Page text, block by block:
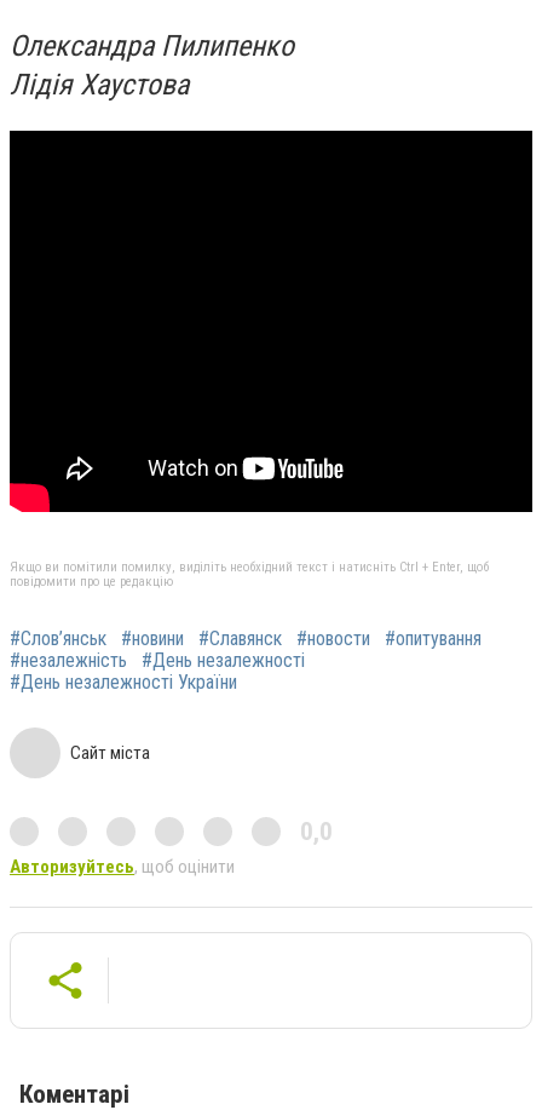
Олександра Пилипенко
Лідія Хаустова
Якщо ви помітили помилку, виділіть необхідний текст і натисніть Ctrl + Enter, щоб
повідомити про це редакцію
#Слов’янськ #новини #Славянск #новости
#опитування
#незалежність
#День незалежності
#День незалежності України
Сайт міста
0,0
Авторизуйтесь, щоб оцінити
Коментарі